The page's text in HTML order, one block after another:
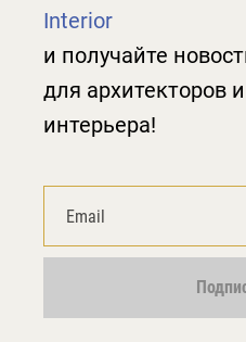
Interior
и получайте
для архитекторов
интерьера!